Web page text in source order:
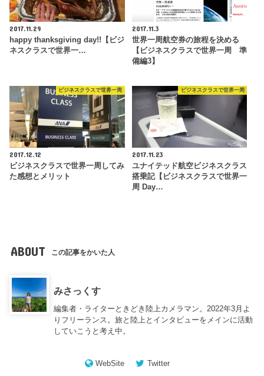
2017.11.29
happy thanksgiving day!!【ビジ
ネスクラスで世界一…
2017.11.3
世界一周航空券の旅程を決める
【ビジネスクラスで世界一周 準
備編3】
ビジネスクラスで世界一周
2017.12.12
ビジネスクラスで世界一周してみ
た感想とメリット
ビジネスクラスで世界一周
2017.11.23
ユナイテッド航空ビジネスクラス
搭乗記【ビジネスクラスで世界一
周 Day…
ABOUT この記事をかいた人
みさっくす
編集者・ライターときどき陸上カメラマン。2022年3月よ
りフリーランス。旅と陸上とインタビューをメインに活動
していこうと考え中。
WebSite Twitter